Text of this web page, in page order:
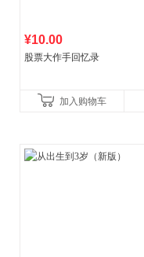
¥10.00
股票大作手回忆录
加入购物车